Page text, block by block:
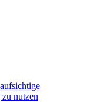
nutzen